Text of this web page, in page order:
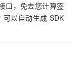
口，免去您计算签
可以自动生成 SDK